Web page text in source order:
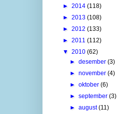
► 2014 (118)
► 2013 (108)
► 2012 (133)
► 2011 (112)
▼ 2010 (62)
►desember(3)
►november(4)
►oktober(6)
►september(3)
►august(11)